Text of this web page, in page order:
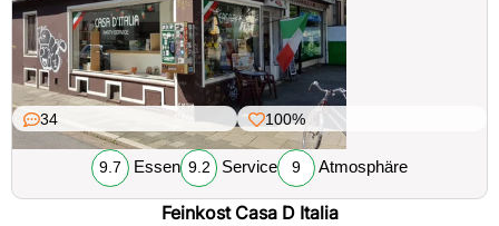
34 100%
9.7 Essen 9.2 Service 9 Atmosphäre
Feinkost Casa D Italia